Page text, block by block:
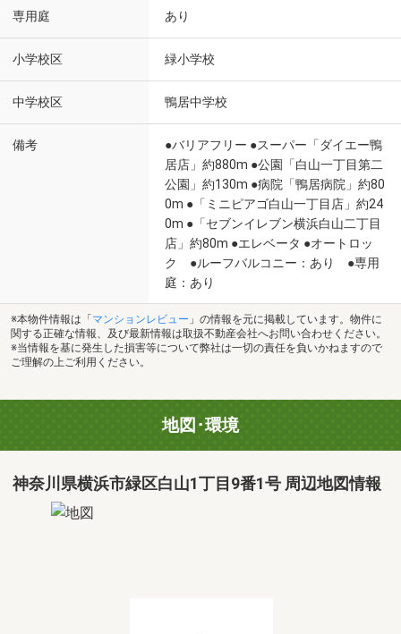
専用庭 あり
小学校区 緑小学校
中学校区 鴨居中学校
備考
●バリアフリー ●スーパー「ダイエー鴨
居店」約880m ●公園「白山一丁目第二
公園」約130m ●病院「鴨居病院」約80
0m ●「ミニピアゴ白山一丁目店」約24
0m ●「セブンイレブン横浜白山二丁目
店」約80m ●エレベータ ●オートロッ
ク ●ルーフバルコニー：あり ●専用
庭：あり
※本物件情報は「 マンションレビュー 」の情報を元に掲載しています。物件に
関する正確な情報、及び最新情報は取扱不動産会社へお問い合わせください。
※当情報を基に発生した損害等について弊社は一切の責任を負いかねますので
ご理解の上ご利用ください。
地図･環境
神奈川県横浜市緑区白山1丁目9番1号 周辺地図情報